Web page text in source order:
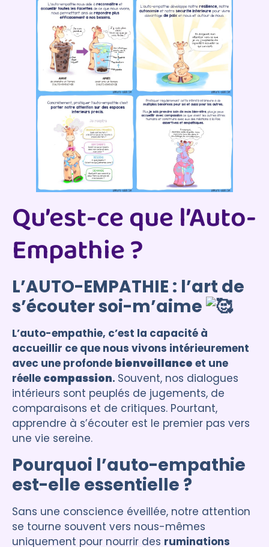
Qu’est-ce que l’Auto-
Empathie ?
L’AUTO-EMPATHIE : l’art de
s’écouter soi-m’aime
L’auto-empathie, c’est la capacité à
accueillir ce que nous vivons intérieurement
avec une profonde bienveillance et une
réelle compassion. Souvent, nos dialogues
intérieurs sont peuplés de jugements, de
comparaisons et de critiques. Pourtant,
apprendre à s’écouter est le premier pas vers
une vie sereine.
Pourquoi l’auto-empathie
est-elle essentielle ?
Sans une conscience éveillée, notre attention
se tourne souvent vers nous-mêmes
uniquement pour nourrir des ruminations